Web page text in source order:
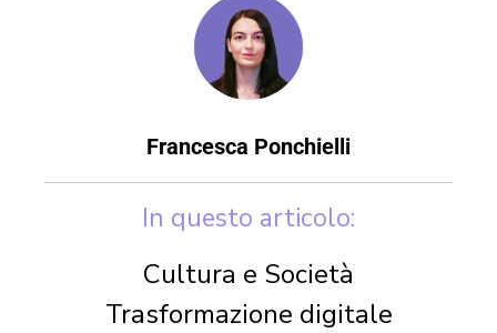
Francesca Ponchielli
In questo articolo:
Cultura e Società
Trasformazione digitale